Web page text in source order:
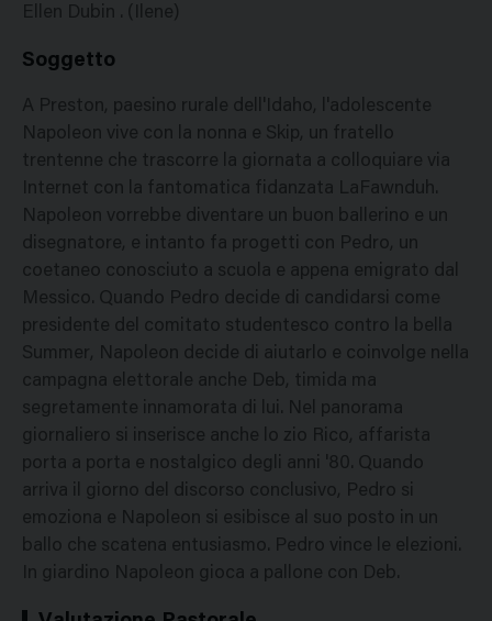
Ellen Dubin . (Ilene)
Soggetto
A Preston, paesino rurale dell'Idaho, l'adolescente
Napoleon vive con la nonna e Skip, un fratello
trentenne che trascorre la giornata a colloquiare via
Internet con la fantomatica fidanzata LaFawnduh.
Napoleon vorrebbe diventare un buon ballerino e un
disegnatore, e intanto fa progetti con Pedro, un
coetaneo conosciuto a scuola e appena emigrato dal
Messico. Quando Pedro decide di candidarsi come
presidente del comitato studentesco contro la bella
Summer, Napoleon decide di aiutarlo e coinvolge nella
campagna elettorale anche Deb, timida ma
segretamente innamorata di lui. Nel panorama
giornaliero si inserisce anche lo zio Rico, affarista
porta a porta e nostalgico degli anni '80. Quando
arriva il giorno del discorso conclusivo, Pedro si
emoziona e Napoleon si esibisce al suo posto in un
ballo che scatena entusiasmo. Pedro vince le elezioni.
In giardino Napoleon gioca a pallone con Deb.